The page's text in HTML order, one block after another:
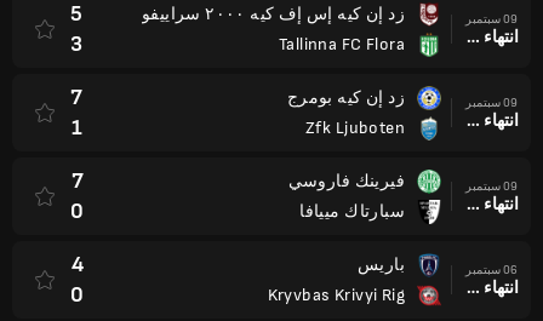
09 سبتمبر
انتهاء وقت المباراة
زد إن كيه إس إف كيه ٢٠٠٠ سراييفو
Tallinna FC Flora
5
3
09 سبتمبر
انتهاء وقت المباراة
زد إن كيه بومرج
Zfk Ljuboten
7
1
09 سبتمبر
انتهاء وقت المباراة
فيرينك فاروسي
سبارتاك مييافا
7
0
06 سبتمبر
انتهاء وقت المباراة
باريس
Kryvbas Krivyi Rig
4
0